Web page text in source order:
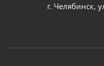
г. Челябинск,